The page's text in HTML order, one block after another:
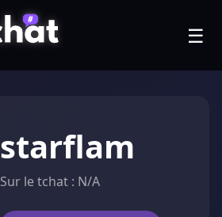
☰
starflam
Sur le tchat : N/A